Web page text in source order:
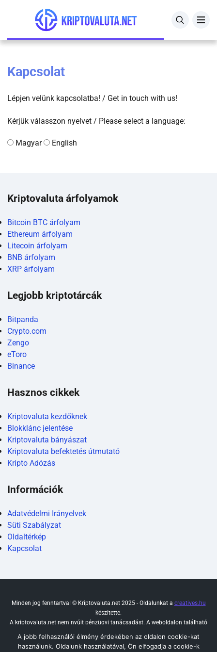
Kapcsolat
Lépjen velünk kapcsolatba! / Get in touch with us!
Kérjük válasszon nyelvet / Please select a language:
Magyar English
Kriptovaluta árfolyamok
Bitcoin BTC árfolyam
Ethereum árfolyam
Litecoin árfolyam
BNB árfolyam
XRP árfolyam
Legjobb kriptotárcák
Bitpanda
Crypto.com
Zengo
eToro
Binance
Hasznos cikkek
Kriptovaluta kezdőknek
Blokklánc jelentése
Kriptovaluta bányászat
Kriptovaluta befektetés útmutató
Kripto Adózás
Információk
Adatvédelmi Irányelvek
Süti Szabályzat
Oldaltérkép
Kapcsolat
Minden jog fenntartva! © Kriptovaluta.net 2025 - Oldalunkat a creatives.hu
készítette.
A kriptovaluta.net nem nyújt pénzügyi tanácsadást. A weboldalon található
cikkek és tippek kizárólag tájékoztató jellegűek, és nem garantálnak bevételt.
Az itt olvasottakat mindenki csak saját felelősségére alkalmazza.
A jobb felhasználói élmény érdekében az oldalon cookie-kat
használunk. Oldalunk használatával, Ön elfogadja a cookie-k
Összes kriptovaluta árfolyam
Bitpanda
Kriptovaluta kezdőknek útmutató
Portfólió jelentése
Diverzifikáció jelentése